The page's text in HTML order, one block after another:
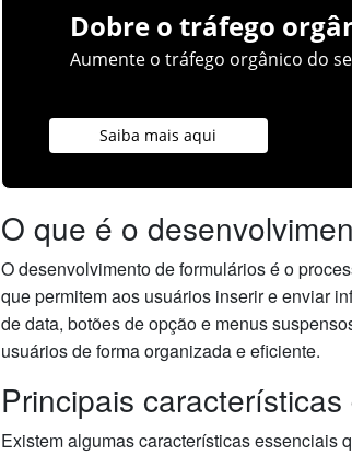
Dobre o tráfego
Aumente o tráfego orgânico do
Saiba mais aqui
O que é o
O desenvolvimento de formulários é o
que permitem aos usuários inserir e enviar
de data, botões de opção e menus
usuários de forma organizada e eficiente.
Principais
Existem algumas características essenciais